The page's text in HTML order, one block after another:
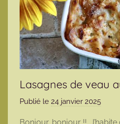
Lasagnes de veau
Publié le 24 janvier 2025